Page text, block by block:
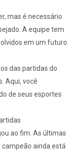
mas é necessário
A equipe tem
em um futuro
das partidas do
Aqui, você
de seus esportes
ao fim. As últimas
ainda está